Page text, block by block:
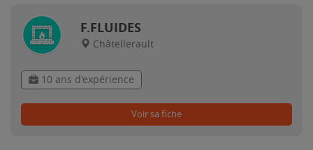
F.FLUIDES
Châtellerault
10 ans d'expérience
Voir sa fiche